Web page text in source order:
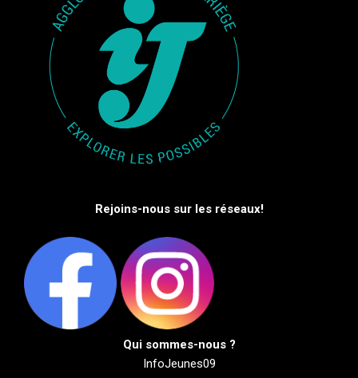
Rejoins-nous sur les réseaux!
Qui sommes-nous ?
InfoJeunes09